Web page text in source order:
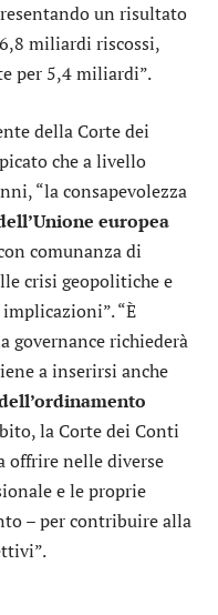
un risultato
miliardi riscossi,
per 5,4 miliardi”.
della Corte dei
che a livello
“la consapevolezza
europea
comunanza di
crisi geopolitiche e
“È
governance richiederà
a inserirsi anche
la Corte dei Conti
offrire nelle diverse
e le proprie
– per contribuire alla